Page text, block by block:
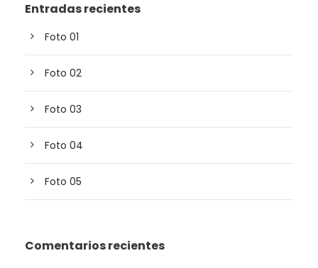
Entradas recientes
Foto 01
Foto 02
Foto 03
Foto 04
Foto 05
Comentarios recientes